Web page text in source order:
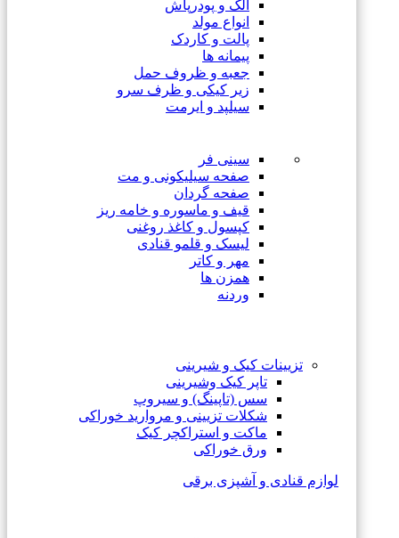
الک و پودرپاش
انواع مولد
پالت و کاردک
پیمانه ها
جعبه و ظروف حمل
زیر کیکی و ظرف سرو
سیلپد و ایرمت
سینی فر
صفحه سیلیکونی و مت
صفحه گردان
قیف و ماسوره و خامه ریز
کپسول و کاغذ روغنی
لیسک و قلمو قنادی
مهر و کاتر
همزن ها
وردنه
تزیینات کیک و شیرینی
تاپر کیک وشیرینی
سس (تاپینگ) و سیروپ
شکلات تزیینی و مروارید خوراکی
ماکت و استراکچر کیک
ورق خوراکی
لوازم قنادی و آشپزی برقی